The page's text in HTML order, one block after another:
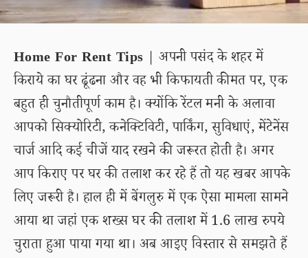
Home For Rent Tips | अपनी पसंद के शहर में
किराये का घर ढूंढना और वह भी किफायती कीमत पर, एक
बहुत ही चुनौतीपूर्ण काम है। क्योंकि रेंटल मनी के अलावा
आपको सिक्योरिटी, कनेक्टिविटी, पार्किंग, सुविधाएं, मेंटेनेंस
चार्ज आदि कई चीजें याद रखने की जरूरत होती है। अगर
आप किराए पर घर की तलाश कर रहे हैं तो यह खबर आपके
लिए जरूरी है। हाल ही में बेंगलुरु में एक ऐसा मामला सामने
आया था जहां एक शख्स घर की तलाश में 1.6 लाख रुपये
चुराता हुआ पाया गया था। अब आइए विस्तार से समझते हैं